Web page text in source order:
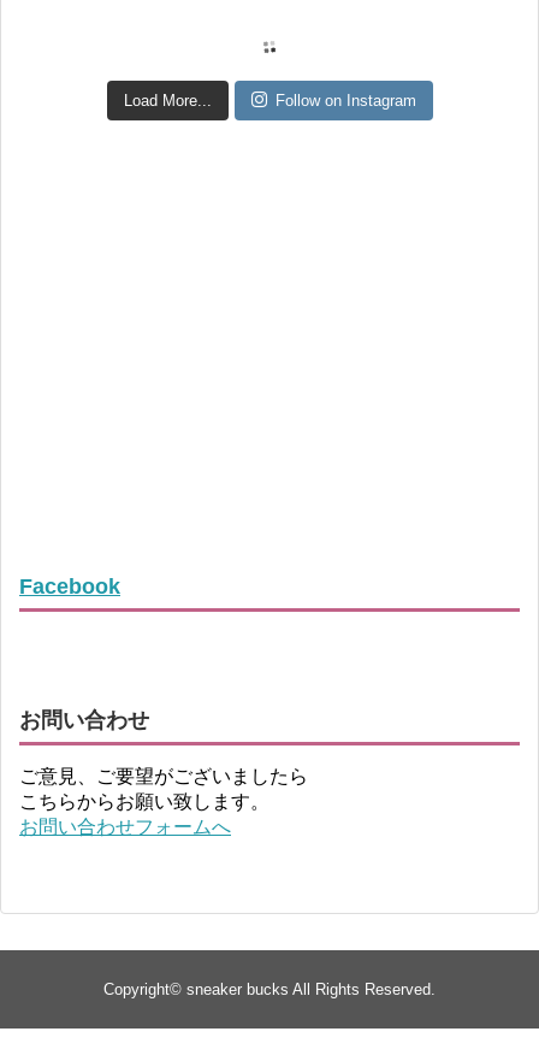
Load More... Follow on Instagram
Facebook
お問い合わせ
ご意見、ご要望がございましたら
こちらからお願い致します。
お問い合わせフォームへ
Copyright© sneaker bucks All Rights Reserved.